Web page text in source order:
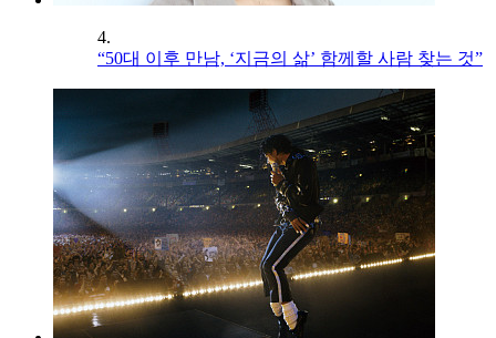
4.
“50대 이후 만남, ‘지금의 삶’ 함께할 사람 찾는 것”